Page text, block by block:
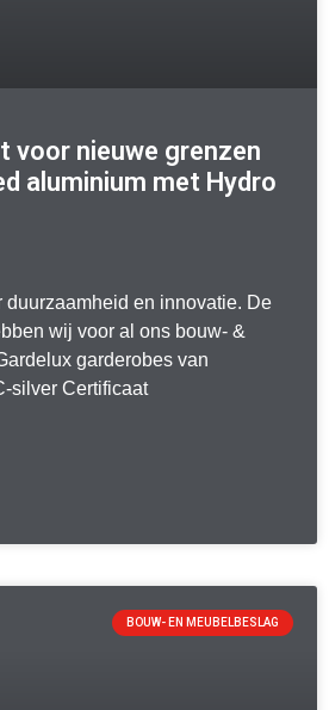
voor nieuwe grenzen
aluminium met Hydro
duurzaamheid en innovatie. De
wij voor al ons bouw- &
garderobes van
silver Certificaat
BOUW- EN MEUBELBESLAG